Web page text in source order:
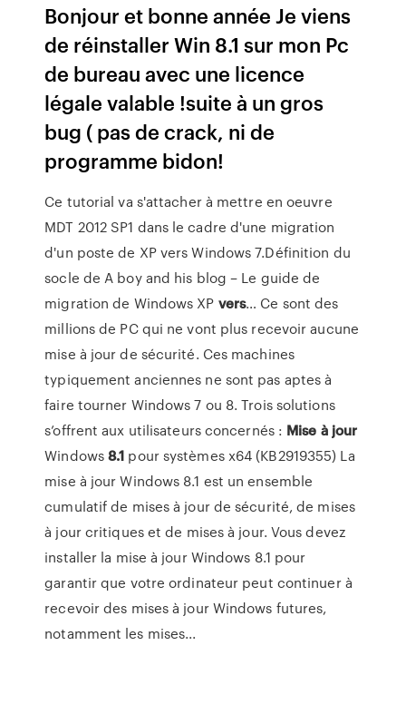
Bonjour et bonne année Je viens
de réinstaller Win 8.1 sur mon Pc
de bureau avec une licence
légale valable !suite à un gros
bug ( pas de crack, ni de
programme bidon!
Ce tutorial va s'attacher à mettre en oeuvre
MDT 2012 SP1 dans le cadre d'une migration
d'un poste de XP vers Windows 7.Définition du
socle deA boy and his blog – Le guide de
migration de Windows XP vers… Ce sont des
millions de PC qui ne vont plus recevoir aucune
mise à jour de sécurité. Ces machines
typiquement anciennes ne sont pas aptes à
faire tourner Windows 7 ou 8. Trois solutions
s’offrent aux utilisateurs concernés : Mise à jour
Windows8.1 pour systèmes x64 (KB2919355) La
mise à jour Windows 8.1 est un ensemble
cumulatif de mises à jour de sécurité, de mises
à jour critiques et de mises à jour. Vous devez
installer la mise à jour Windows 8.1 pour
garantir que votre ordinateur peut continuer à
recevoir des mises à jour Windows futures,
notamment les mises...